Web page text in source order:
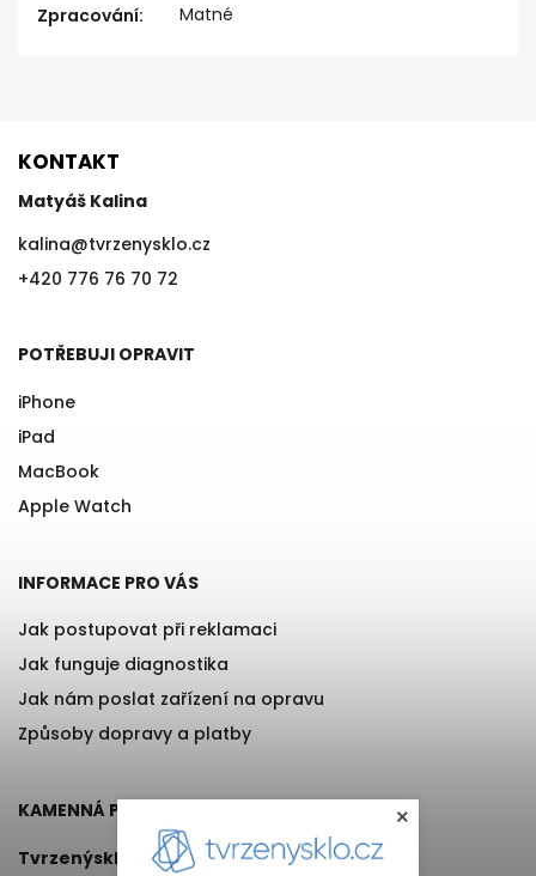
Zpracování: Matné
KONTAKT
Matyáš Kalina
kalina@tvrzenysklo.cz
+420 776 76 70 72
POTŘEBUJI OPRAVIT
iPhone
iPad
MacBook
Apple Watch
INFORMACE PRO VÁS
Jak postupovat při reklamaci
Jak funguje diagnostika
Jak nám poslat zařízení na opravu
Způsoby dopravy a platby
KAMENNÁ PRODEJNA
Tvrzenýsklo.cz
×